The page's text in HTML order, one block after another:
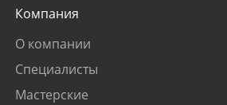
Компания
О компании
Специалисты
Мастерские